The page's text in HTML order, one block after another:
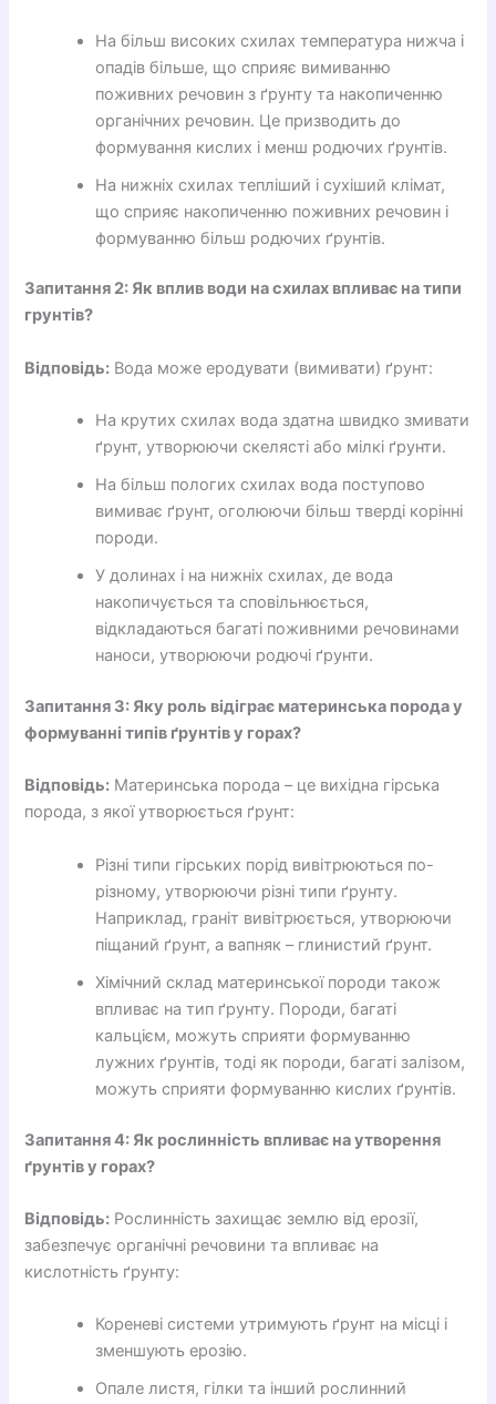
На більш високих схилах температура нижча і
опадів більше, що сприяє вимиванню
поживних речовин з ґрунту та накопиченню
органічних речовин. Це призводить до
формування кислих і менш родючих ґрунтів.
На нижніх схилах тепліший і сухіший клімат,
що сприяє накопиченню поживних речовин і
формуванню більш родючих ґрунтів.
Запитання 2: Як вплив води на схилах впливає на типи
грунтів?
Відповідь: Вода може еродувати (вимивати) ґрунт:
На крутих схилах вода здатна швидко змивати
ґрунт, утворюючи скелясті або мілкі ґрунти.
На більш пологих схилах вода поступово
вимиває ґрунт, оголюючи більш тверді корінні
породи.
У долинах і на нижніх схилах, де вода
накопичується та сповільнюється,
відкладаються багаті поживними речовинами
наноси, утворюючи родючі ґрунти.
Запитання 3: Яку роль відіграє материнська порода у
формуванні типів ґрунтів у горах?
Відповідь: Материнська порода – це вихідна гірська
порода, з якої утворюється ґрунт:
Різні типи гірських порід вивітрюються по-
різному, утворюючи різні типи ґрунту.
Наприклад, граніт вивітрюється, утворюючи
піщаний ґрунт, а вапняк – глинистий ґрунт.
Хімічний склад материнської породи також
впливає на тип ґрунту. Породи, багаті
кальцієм, можуть сприяти формуванню
лужних ґрунтів, тоді як породи, багаті залізом,
можуть сприяти формуванню кислих ґрунтів.
Запитання 4: Як рослинність впливає на утворення
ґрунтів у горах?
Відповідь: Рослинність захищає землю від ерозії,
забезпечує органічні речовини та впливає на
кислотність ґрунту:
Кореневі системи утримують ґрунт на місці і
зменшують ерозію.
Опале листя, гілки та інший рослинний